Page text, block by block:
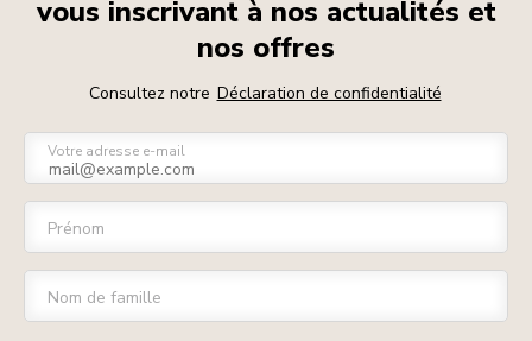
vous inscrivant à nos actualités et
nos offres
Consultez notre Déclaration de confidentialité
Votre adresse e-mail
Prénom
Nom de famille